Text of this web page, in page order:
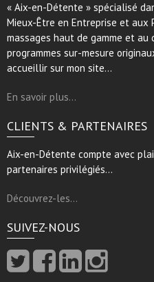
« Aix-en-Détente » spécialisé
Mieux-Être en Entreprise et aux
massages haut de gamme et au
programmes sur-mesure
accueillir sur mon site…
En savoir plus…
CLIENTS & PARTENAIRES
Aix-en-Détente compte avec
partenaires privilégiés…
Découvrez-les…
SUIVEZ-NOUS